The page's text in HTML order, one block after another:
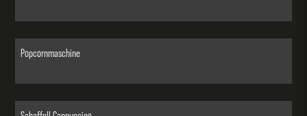
Popcornmaschine